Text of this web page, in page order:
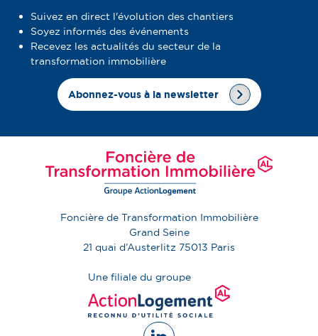
Suivez en direct l'évolution des chantiers
Soyez informés des événements
Recevez les actualités du secteur de la
transformation immobilière
Abonnez-vous à la newsletter
Foncière de Transformation Immobilière
Grand Seine
21 quai d’Austerlitz 75013 Paris
Une filiale du groupe